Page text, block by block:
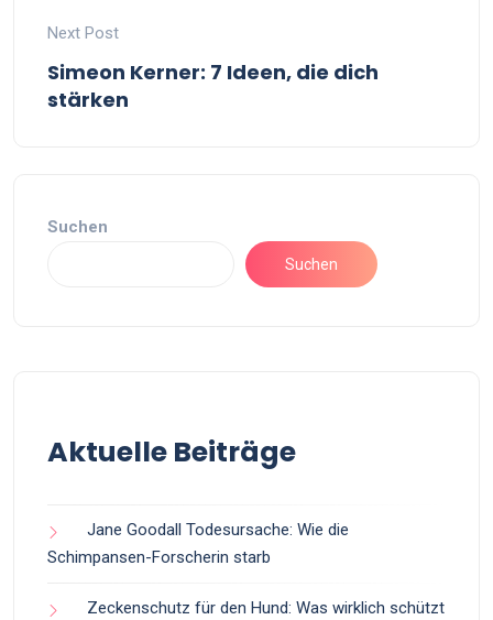
Next Post
Simeon Kerner: 7 Ideen, die dich
stärken
Suchen
Suchen
Aktuelle Beiträge
Jane Goodall Todesursache: Wie die
Schimpansen-Forscherin starb
Zeckenschutz für den Hund: Was wirklich schützt